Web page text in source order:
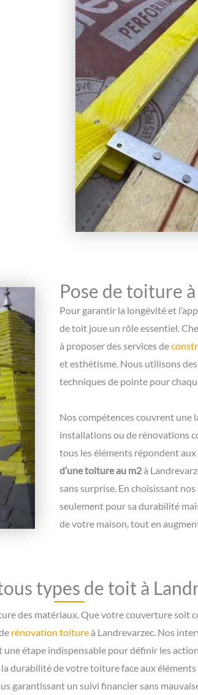
Pose de toiture
Pour garantir la longévité et
de toit joue un rôle essentiel.
à proposer des services de
et esthétisme. Nous utilisons
techniques de pointe pour
Nos compétences couvrent une
installations ou de rénovations
tous les éléments répondent
d’une toiture au m2à
sans surprise. En choisissant
seulement pour sa durabilité
de votre maison, tout en
types de toit à
des matériaux. Que votre couverture soit
rénovation toitureà Landrevarzec. Nos
étape indispensable pour définir les
durabilité de votre toiture face aux
garantissant un suivi financier sans